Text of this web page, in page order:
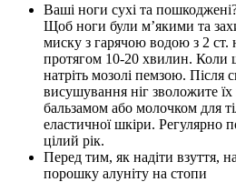
Ваші ноги сухі та
Щоб ноги були м’якими та
миску з гарячою водою з 2 ст.
протягом 10-20 хвилин. Коли
натріть мозолі пемзою. Після
висушування ніг зволожите
бальзамом або молочком для
еластичної шкіри. Регулярно
цілий рік.
Перед тим, як надіти взуття,
порошку алуніту на стопи